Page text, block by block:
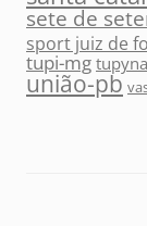
sete de
sport juiz de
tupi-mg
união-pb